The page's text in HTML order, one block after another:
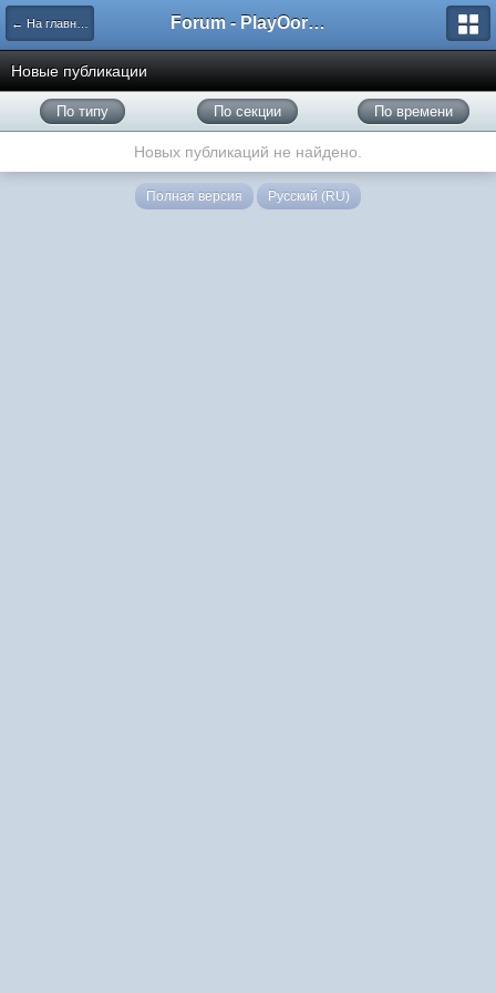
← На главную Forum - PlayOorbis.net
Новые публикации
По типу По секции По времени
Новых публикаций не найдено.
Полная версия Русский (RU)